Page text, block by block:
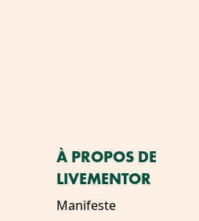
À PROPOS DE
LIVEMENTOR
Manifeste